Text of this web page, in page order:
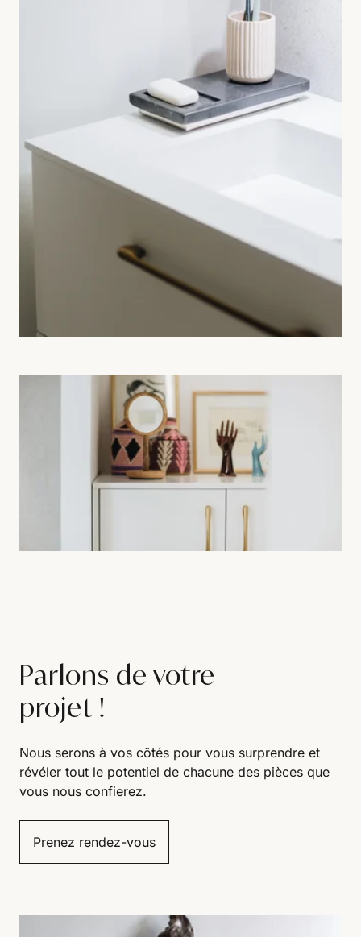
Parlons de votre
projet !
Nous serons à vos côtés pour vous surprendre et
révéler tout le potentiel de chacune des pièces que
vous nous confierez.
Prenez rendez-vous